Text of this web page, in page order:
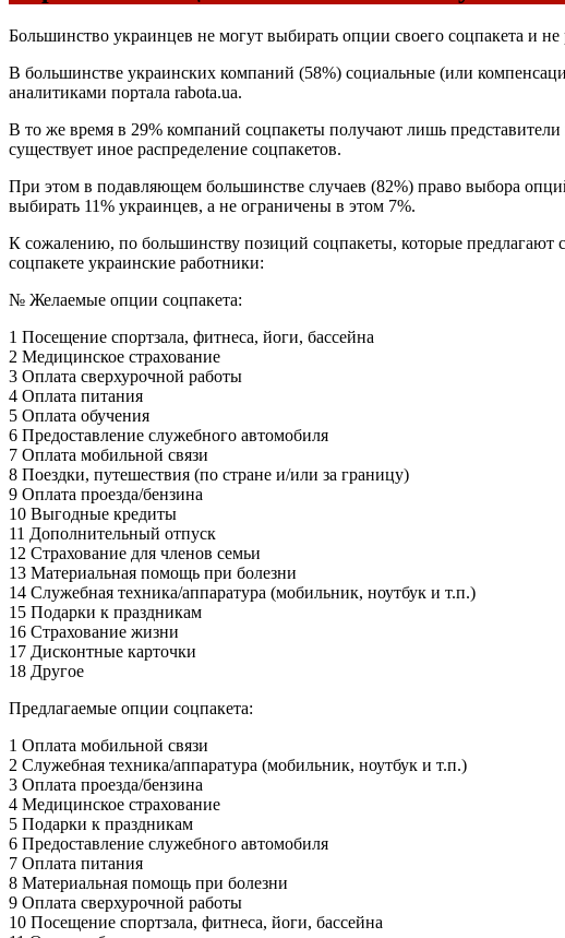
Большинство украинцев не могут выбирать опции своего соцпакета и
В большинстве украинских компаний (58%) социальные (или
аналитиками портала rabota.ua.
В то же время в 29% компаний соцпакеты получают лишь
существует иное распределение соцпакетов.
При этом в подавляющем большинстве случаев (82%) право выбора
выбирать 11% украинцев, а не ограничены в этом 7%.
К сожалению, по большинству позиций соцпакеты, которые предлагают
соцпакете украинские работники:
№ Желаемые опции соцпакета:
1 Посещение спортзала, фитнеса, йоги, бассейна
2 Медицинское страхование
3 Оплата сверхурочной работы
4 Оплата питания
5 Оплата обучения
6 Предоставление служебного автомобиля
7 Оплата мобильной связи
8 Поездки, путешествия (по стране и/или за границу)
9 Оплата проезда/бензина
10 Выгодные кредиты
11 Дополнительный отпуск
12 Страхование для членов семьи
13 Материальная помощь при болезни
14 Служебная техника/аппаратура (мобильник, ноутбук и т.п.)
15 Подарки к праздникам
16 Страхование жизни
17 Дисконтные карточки
18 Другое
Предлагаемые опции соцпакета:
1 Оплата мобильной связи
2 Служебная техника/аппаратура (мобильник, ноутбук и т.п.)
3 Оплата проезда/бензина
4 Медицинское страхование
5 Подарки к праздникам
6 Предоставление служебного автомобиля
7 Оплата питания
8 Материальная помощь при болезни
9 Оплата сверхурочной работы
10 Посещение спортзала, фитнеса, йоги, бассейна